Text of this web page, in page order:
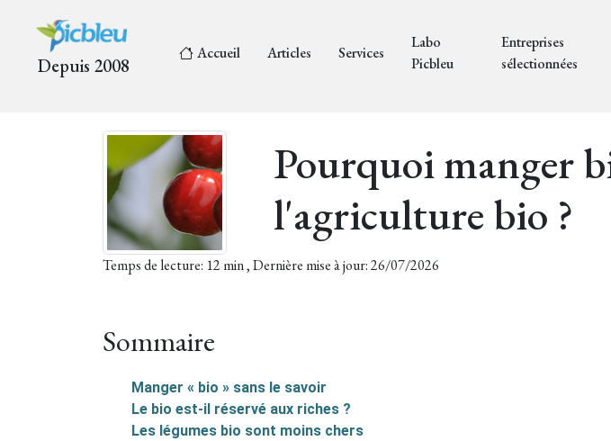
Depuis 2008
Accueil Articles Services
Labo
Picbleu
Entreprises
sélectionnées
Pourquoi manger
l'agriculture bio ?
Temps de lecture: 12 min , Dernière mise à jour: 26/07/2026
Sommaire
Manger « bio » sans le savoir
Le bio est-il réservé aux riches ?
Les légumes bio sont moins chers